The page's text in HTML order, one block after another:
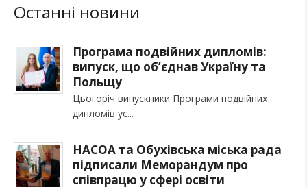
Останні новини
Програма подвійних дипломів:
випуск, що об’єднав Україну та
Польщу
Цьогоріч випускники Програми подвійних
дипломів ус
НАСОА та Обухівська міська рада
підписали Меморандум про
співпрацю у сфері освіти